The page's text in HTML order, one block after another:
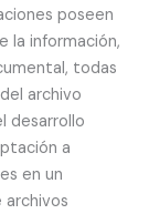
poseen
la información,
todas
archivo
desarrollo
a
en un